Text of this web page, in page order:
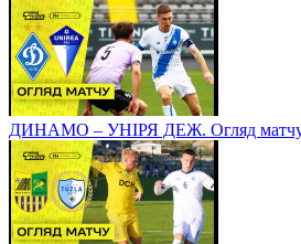
ДИНАМО – УНІРЯ ДЕЖ. Огляд матчу.